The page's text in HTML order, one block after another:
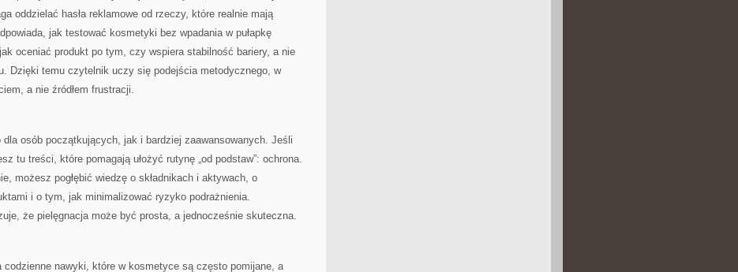
oddzielać hasła reklamowe od rzeczy, które realnie mają
jak testować kosmetyki bez wpadania w pułapkę
jak oceniać produkt po tym, czy wspiera stabilność bariery, a nie
Dzięki temu czytelnik uczy się podejścia metodycznego, w
a nie źródłem frustracji.
dla osób początkujących, jak i bardziej zaawansowanych. Jeśli
tu treści, które pomagają ułożyć rutynę „od podstaw”: ochrona.
możesz pogłębić wiedzę o składnikach i aktywach, o
i o tym, jak minimalizować ryzyko podrażnienia.
że pielęgnacja może być prosta, a jednocześnie skuteczna.
codzienne nawyki, które w kosmetyce są często pomijane, a